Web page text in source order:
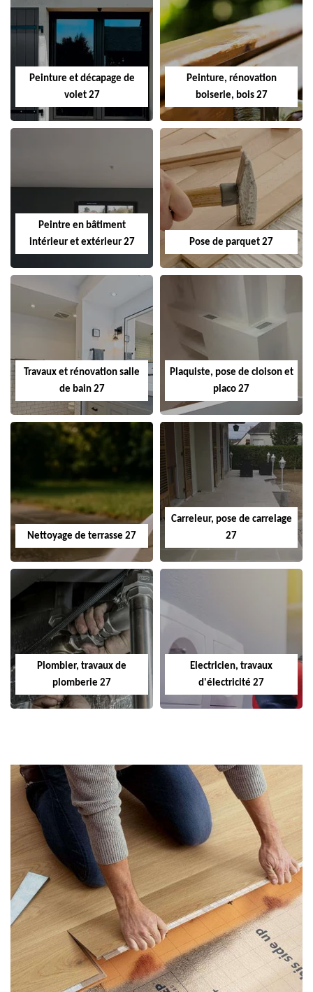
Peinture et décapage de
volet 27
Peinture, rénovation
boiserie, bois 27
Peintre en bâtiment
intérieur et extérieur 27
Pose de parquet 27
Travaux et rénovation salle
de bain 27
Plaquiste, pose de cloison et
placo 27
Nettoyage de terrasse 27
Carreleur, pose de carrelage
27
Plombier, travaux de
plomberie 27
Electricien, travaux
d'électricité 27